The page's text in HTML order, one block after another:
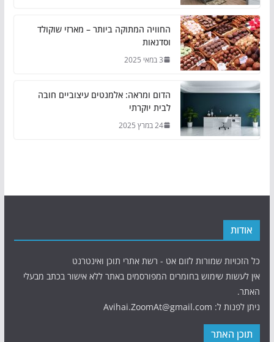
החוויה המתוקה ביותר – מארזי שוקולד
וסדנאות
3 במאי 2025
הדום ומראה: אלמנטים עיצוביים חובה
לבית יוקרתי
24 במרץ 2025
אודות
כל הזכויות שמורות לזום אט - רשת אתרי תוכן ואינטרנט
אין לעשות שימוש בחומרים המפורסמים באתר ללא אישור בכתב מבעלי
האתר.
ניתן לפנות ל: Avihai.ZoomAt@gmail.com
תוכן האתר